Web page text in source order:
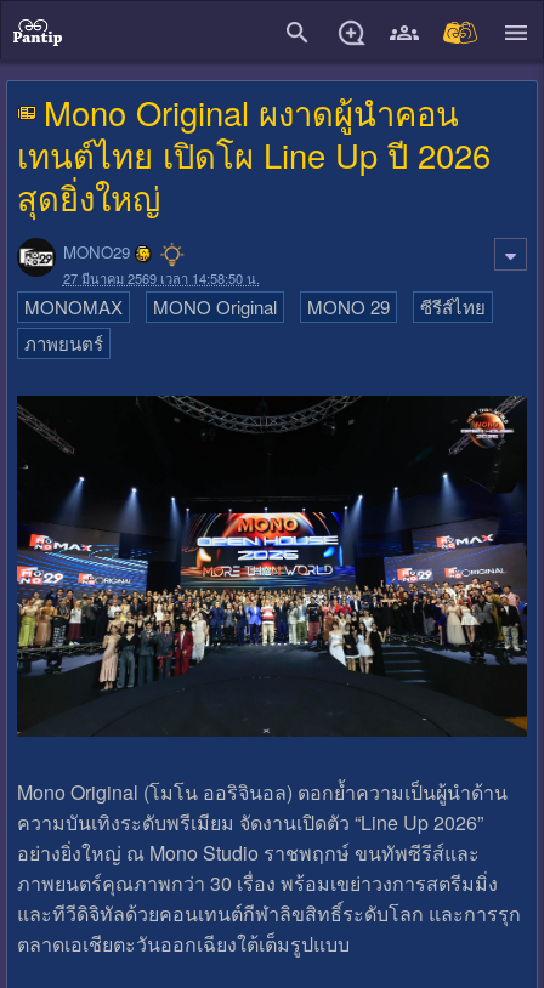
Mono Original ผงาดผู้นำคอน
เทนต์ไทย เปิดโผ Line Up ปี 2026
สุดยิ่งใหญ่
MONO29
27 มีนาคม 2569 เวลา 14:58:50 น.
MONOMAX MONO Original MONO 29
ซีรีส์ไทย
ภาพยนตร์
Mono Original (โมโน ออริจินอล) ตอกย้ำความเป็นผู้นำด้าน
ความบันเทิงระดับพรีเมียม จัดงานเปิดตัว “Line Up 2026”
อย่างยิ่งใหญ่ ณ Mono Studio ราชพฤกษ์ ขนทัพซีรีส์และ
ภาพยนตร์คุณภาพกว่า 30 เรื่อง พร้อมเขย่าวงการสตรีมมิ่ง
และทีวีดิจิทัลด้วยคอนเทนต์กีฬาลิขสิทธิ์ระดับโลก และการรุก
ตลาดเอเชียตะวันออกเฉียงใต้เต็มรูปแบบ
close